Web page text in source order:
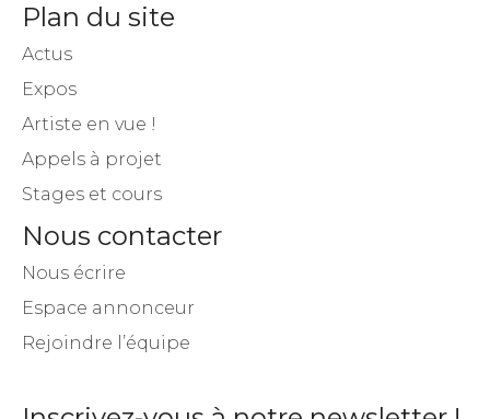
Plan du site
Actus
Expos
Artiste en vue !
Appels à projet
Stages et cours
Nous contacter
Nous écrire
Espace annonceur
Rejoindre l’équipe